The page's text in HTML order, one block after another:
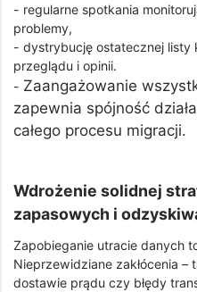
- regularne spotkania
problemy,
- dystrybucję ostatecznej listy
przeglądu i opinii.
- Zaangażowanie
zapewnia spójność
całego procesu migracji.
Wdrożenie solidnej
zapasowych i
Zapobieganie utracie danych
Nieprzewidziane zakłócenia
dostawie prądu czy błędy